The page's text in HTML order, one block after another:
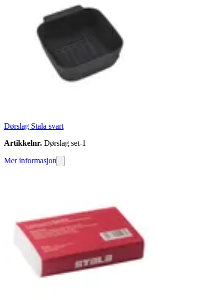
Dørslag Stala svart
Artikkelnr. Dørslag set-1
Mer informasjon